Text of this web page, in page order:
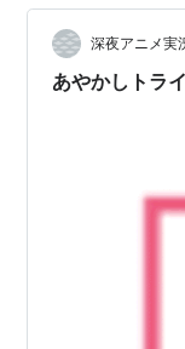
クリ】 【
ギュア【グッド
ングル『花奏す
深夜アニメ実
あやかしトラ